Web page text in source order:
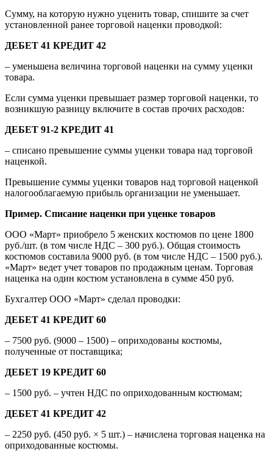
Сумму, на которую нужно уценить товар, спишите за счет
установленной ранее торговой наценки проводкой:
ДЕБЕТ 41 КРЕДИТ 42
– уменьшена величина торговой наценки на сумму уценки
товара.
Если сумма уценки превышает размер торговой наценки, то
возникшую разницу включите в состав прочих расходов:
ДЕБЕТ 91-2 КРЕДИТ 41
– списано превышение суммы уценки товара над торговой
наценкой.
Превышение суммы уценки товаров над торговой наценкой
налогооблагаемую прибыль организации не уменьшает.
Пример. Списание наценки при уценке товаров
ООО «Март» приобрело 5 женских костюмов по цене 1800
руб./шт. (в том числе НДС – 300 руб.). Общая стоимость
костюмов составила 9000 руб. (в том числе НДС – 1500 руб.).
«Март» ведет учет товаров по продажным ценам. Торговая
наценка на один костюм установлена в сумме 450 руб.
Бухгалтер ООО «Март» сделал проводки:
ДЕБЕТ 41 КРЕДИТ 60
– 7500 руб. (9000 – 1500) – оприходованы костюмы,
полученные от поставщика;
ДЕБЕТ 19 КРЕДИТ 60
– 1500 руб. – учтен НДС по оприходованным костюмам;
ДЕБЕТ 41 КРЕДИТ 42
– 2250 руб. (450 руб. × 5 шт.) – начислена торговая наценка на
оприходованные костюмы.